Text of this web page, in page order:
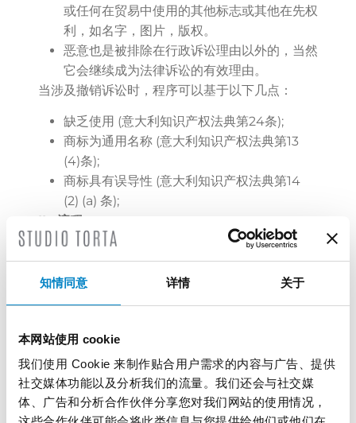
知情同意 详情 关于
本网站使用 cookie
我们使用 Cookie 来制作贴合用户需求的内容与广告、提供
社交媒体功能以及分析我们的流量。我们还会与社交媒
体、广告和分析合作伙伴分享您对我们网站的使用情况，
或任何在贸易中使用的其他标志或其他在先权
利，如名字，图片，版权。
恶意也是被排除在行政诉讼理由以外的，当然
它会继续成为法律诉讼的有效理由。
当涉及撤销诉讼时，程序可以基于以下几点：
缺乏使用 (意大利知识产权法典第24条);
商标为通用名称 (意大利知识产权法典第13
(4)条);
商标具有误导性 (意大利知识产权法典第14
(2) (a) 条);
II . 流程
当局提出无效或撤销诉讼的通知方式仍未完全明
然而，应考虑到，当意大利代理人还没有在意
质疑的商标是国家注册还是指定意大利的国际
注册，意大利局都会直接向商标所有人提出无
效或撤销诉讼通知。
至于其流程，是很简单的，总之都与EUIPO已实